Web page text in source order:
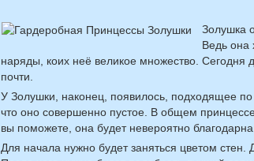
Золушка
Ведь она
наряды, коих неё великое множество. Сегодня
почти.
У Золушки, наконец, появилось, подходящее
что оно совершенно пустое. В общем
вы поможете, она будет невероятно благодарна.
Для начала нужно будет заняться цветом стен.